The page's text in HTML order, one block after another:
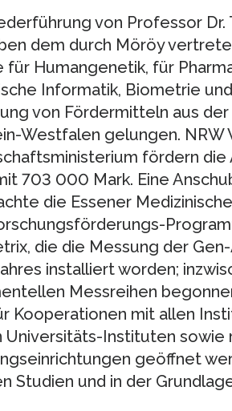
von Professor
dem durch Möröy
für Humangenetik, für
Informatik, Biometrie
von Fördermitteln aus
Westfalen gelungen. NRW
fördern
703 000 Mark. Eine
die Essener
die die Messung der
installiert worden;
Messreihen
Kooperationen mit allen
Universitäts-Instituten sowie
geöffnet
Studien und in der